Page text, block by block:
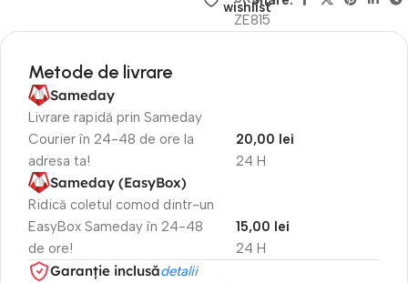
wishlist
ZE815
Metode de livrare
Sameday
Livrare rapidă prin Sameday
Courier în 24-48 de ore la
adresa ta!
24 H
20,00 lei
Sameday (EasyBox)
Ridică coletul comod dintr-un
EasyBox Sameday în 24-48
de ore!
24 H
15,00 lei
Garanție inclusădetalii